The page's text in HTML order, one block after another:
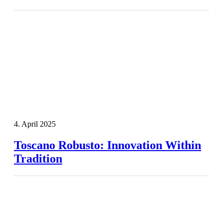
4. April 2025
Toscano Robusto: Innovation Within
Tradition